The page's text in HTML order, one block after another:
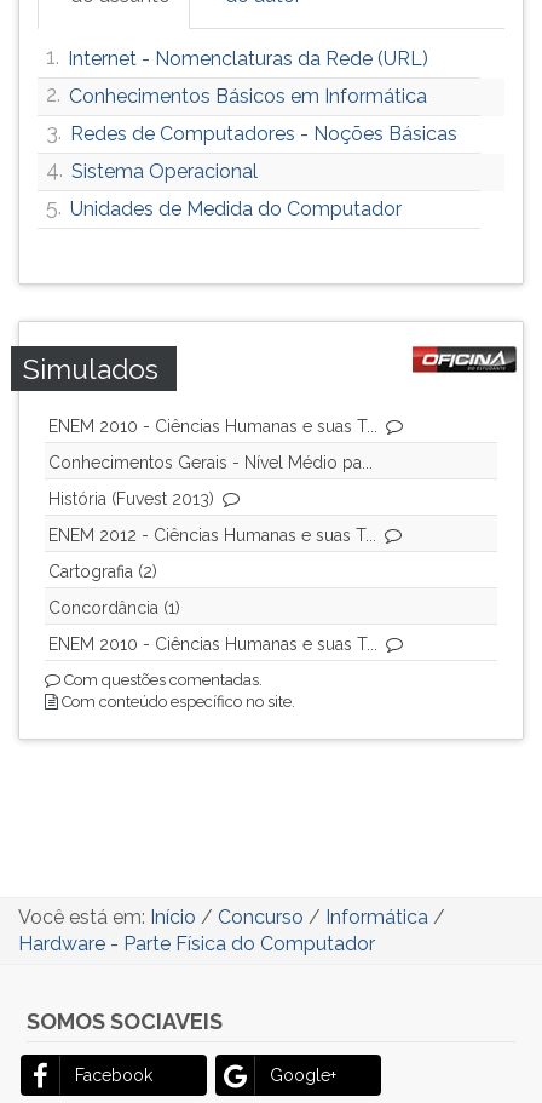
1. Internet - Nomenclaturas da Rede (URL)
2. Conhecimentos Básicos em Informática
3. Redes de Computadores - Noções Básicas
4. Sistema Operacional
5. Unidades de Medida do Computador
Simulados
ENEM 2010 - Ciências Humanas e suas T...
Conhecimentos Gerais - Nível Médio pa...
História (Fuvest 2013)
ENEM 2012 - Ciências Humanas e suas T...
Cartografia (2)
Concordância (1)
ENEM 2010 - Ciências Humanas e suas T...
Com questões comentadas.
Com conteúdo específico no site.
Você está em: Início / Concurso / Informática /
Hardware - Parte Física do Computador
SOMOS SOCIAVEIS
Facebook Google+